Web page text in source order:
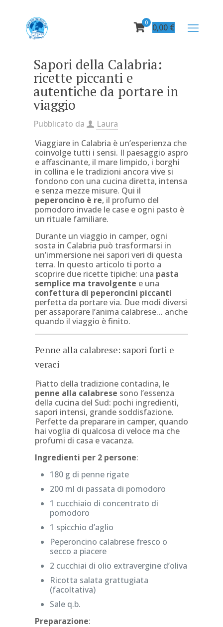
0 0,00 €
Sapori della Calabria:
ricette piccanti e
autentiche da portare in
viaggio
Pubblicato da
Laura
Viaggiare in Calabria è un’esperienza che
coinvolge tutti i sensi. Il paesaggio aspro
e affascinante, il mare limpido, i borghi
in collina e le tradizioni ancora vive si
fondono con una cucina diretta, intensa
e senza mezze misure. Qui il
peperoncino è re, il profumo del
pomodoro invade le case e ogni pasto è
un rituale familiare.
Durante un viaggio in camper, ogni
sosta in Calabria può trasformarsi in
un’immersione nei sapori veri di questa
terra. In questo articolo ti porto a
scoprire due ricette tipiche: una pasta
semplice ma travolgente e una
confettura di peperoncini piccanti
perfetta da portare via. Due modi diversi
per assaporare l’anima calabrese… anche
quando il viaggio è finito.
Penne alla calabrese: sapori forti e
veraci
Piatto della tradizione contadina, le
penne alla calabrese sono l’essenza
della cucina del Sud: pochi ingredienti,
sapori intensi, grande soddisfazione.
Perfette da preparare in camper, quando
hai voglia di qualcosa di veloce ma che
profumi di casa e vacanza.
Ingredienti per 2 persone:
180 g di penne rigate
200 ml di passata di pomodoro
1 cucchiaio di concentrato di
pomodoro
1 spicchio d’aglio
Peperoncino calabrese fresco o
secco a piacere
2 cucchiai di olio extravergine d’oliva
Ricotta salata grattugiata
(facoltativa)
Sale q.b.
Preparazione: